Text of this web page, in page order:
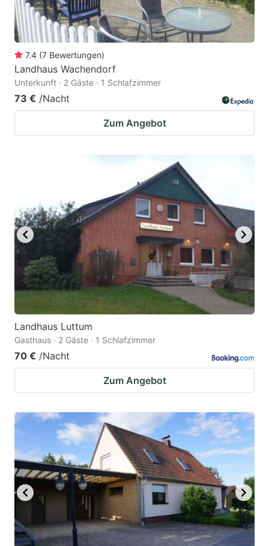
7.4 (7 Bewertungen)
Landhaus Wachendorf
Unterkunft · 2 Gäste · 1 Schlafzimmer
73 € /Nacht
Zum Angebot
Landhaus Luttum
Gasthaus · 2 Gäste · 1 Schlafzimmer
70 € /Nacht
Zum Angebot